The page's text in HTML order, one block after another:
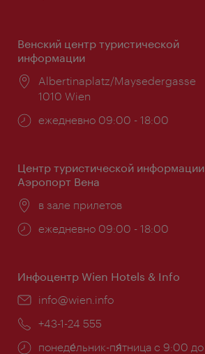
Венский центр туристической
информации
Расположение:
Albertinaplatz/Maysedergasse
1010 Wien
Часы
ежедневно 09:00 - 18:00
Центр туристической информации
Аэропорт Вена
Расположение:
в зале прилетов
Часы
ежедневно 09:00 - 18:00
Инфоцентр Wien Hotels & Info
Эл.
info@wien.info
Телефон:
+43-1-24 555
Часы
понеде́льник-пя́тница с 9:00 до